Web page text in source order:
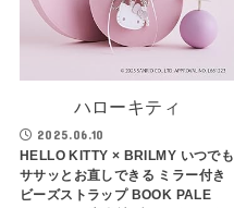
ハローキティ
2025.06.10
HELLO KITTY × BRILMY いつでも
ササッとお直しできる ミラー付き
ビーズストラップ BOOK PALE